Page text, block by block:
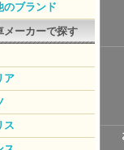
のブランド
メーカーで探す
ア
ス